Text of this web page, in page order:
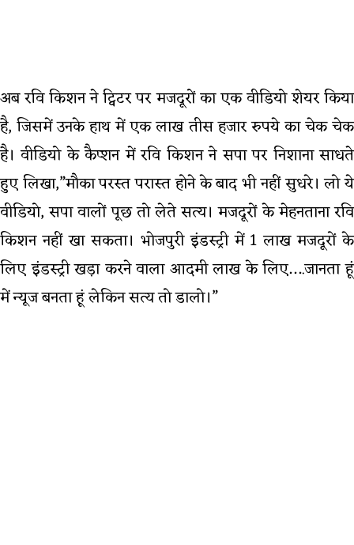
अब रवि किशन ने ट्विटर पर मजदूरों का एक वीडियो शेयर किया
है, जिसमें उनके हाथ में एक लाख तीस हजार रुपये का चेक चेक
है। वीडियो के कैप्शन में रवि किशन ने सपा पर निशाना साधते
हुए लिखा,”मौका परस्त परास्त होने के बाद भी नहीं सुधरे। लो ये
वीडियो, सपा वालों पूछ तो लेते सत्य। मजदूरों के मेहनताना रवि
किशन नहीं खा सकता। भोजपुरी इंडस्ट्री में 1 लाख मजदूरों के
लिए इंडस्ट्री खड़ा करने वाला आदमी लाख के लिए….जानता हूं
में न्यूज बनता हूं लेकिन सत्य तो डालो।”